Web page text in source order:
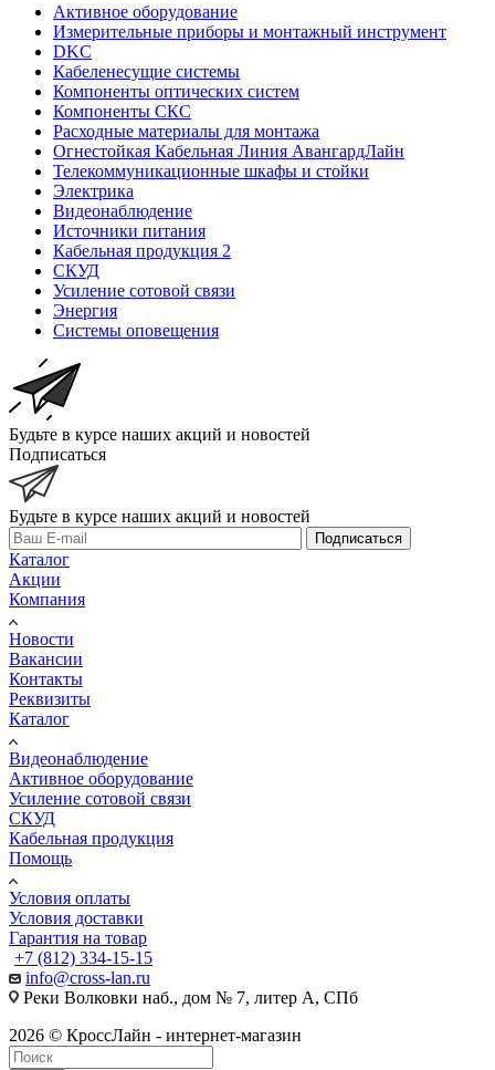
Активное оборудование
Измерительные приборы и монтажный инструмент
DKC
Кабеленесущие системы
Компоненты оптических систем
Компоненты СКС
Расходные материалы для монтажа
Огнестойкая Кабельная Линия АвангардЛайн
Телекоммуникационные шкафы и стойки
Электрика
Видеонаблюдение
Источники питания
Кабельная продукция 2
СКУД
Усиление сотовой связи
Энергия
Системы оповещения
Будьте в курсе наших акций и новостей
Подписаться
Будьте в курсе наших акций и новостей
Подписаться
Каталог
Акции
Компания
Новости
Вакансии
Контакты
Реквизиты
Каталог
Видеонаблюдение
Активное оборудование
Усиление сотовой связи
СКУД
Кабельная продукция
Помощь
Условия оплаты
Условия доставки
Гарантия на товар
+7 (812) 334-15-15
info@cross-lan.ru
Реки Волковки наб., дом № 7, литер А, СПб
2026 © КроссЛайн - интернет-магазин